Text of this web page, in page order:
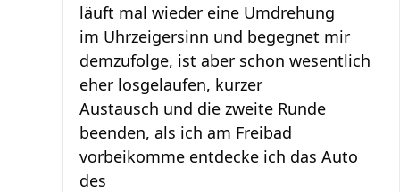
läuft mal wieder eine Umdrehung
im Uhrzeigersinn und begegnet mir
demzufolge, ist aber schon wesentlich
eher losgelaufen, kurzer
Austausch und die zweite Runde
beenden, als ich am Freibad
vorbeikomme entdecke ich das Auto
des